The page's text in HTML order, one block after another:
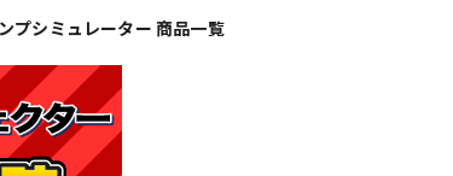
アコギ/エレ
プシミュレーター 商品一覧